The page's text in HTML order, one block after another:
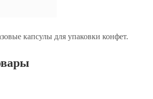
капсулы для упаковки конфет.